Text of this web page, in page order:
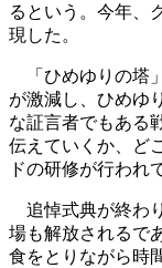
るという。今年、
現した。
「ひめゆりの
が激減し、ひめゆ
な証言者でもある
伝えていくか、ど
ドの研修が行われ
追悼式典が終わ
場も解放されるで
食をとりながら時